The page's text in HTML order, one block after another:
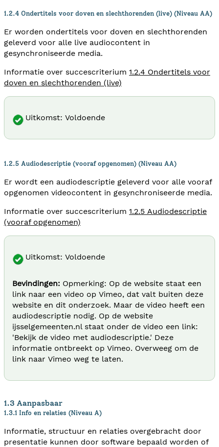
1.2.4 Ondertitels voor doven en slechthorenden (live) (Niveau AA)
Er worden ondertitels voor doven en slechthorenden
geleverd voor alle live audiocontent in
gesynchroniseerde media.
Informatie over succescriterium 1.2.4 Ondertitels voor
doven en slechthorenden (live)
Uitkomst: Voldoende
1.2.5 Audiodescriptie (vooraf opgenomen) (Niveau AA)
Er wordt een audiodescriptie geleverd voor alle vooraf
opgenomen videocontent in gesynchroniseerde media.
Informatie over succescriterium 1.2.5 Audiodescriptie
(vooraf opgenomen)
Uitkomst: Voldoende
Bevindingen: Opmerking: Op de website staat een
link naar een video op Vimeo, dat valt buiten deze
website en dit onderzoek. Maar de video heeft een
audiodescriptie nodig. Op de website
ijsselgemeenten.nl staat onder de video een link:
'Bekijk de video met audiodescriptie.' Deze
informatie ontbreekt op Vimeo. Overweeg om de
link naar Vimeo weg te laten.
1.3 Aanpasbaar
1.3.1 Info en relaties (Niveau A)
Informatie, structuur en relaties overgebracht door
presentatie kunnen door software bepaald worden of